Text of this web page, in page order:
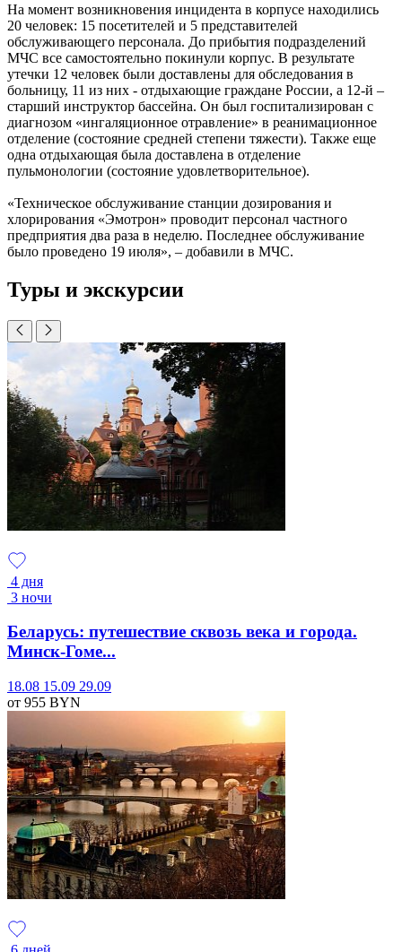
На момент возникновения инцидента в корпусе находились
20 человек: 15 посетителей и 5 представителей
обслуживающего персонала. До прибытия подразделений
МЧС все самостоятельно покинули корпус. В результате
утечки 12 человек были доставлены для обследования в
больницу, 11 из них - отдыхающие граждане России, а 12-й –
старший инструктор бассейна. Он был госпитализирован с
диагнозом «ингаляционное отравление» в реанимационное
отделение (состояние средней степени тяжести). Также еще
одна отдыхающая была доставлена в отделение
пульмонологии (состояние удовлетворительное).
«Техническое обслуживание станции дозирования и
хлорирования «Эмотрон» проводит персонал частного
предприятия два раза в неделю. Последнее обслуживание
было проведено 19 июля», – добавили в МЧС.
Туры и экскурсии
4 дня
3 ночи
Беларусь: путешествие сквозь века и города.
Минск-Гоме...
18.08 15.09 29.09
от 955 BYN